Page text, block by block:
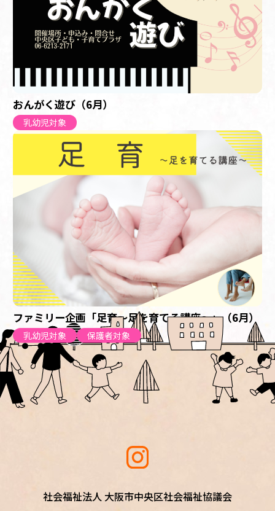
おんがく遊び（6月）
乳幼児対象
ファミリー企画「足育～足を育てる講座～」（6月）
乳幼児対象 保護者対象
社会福祉法人 大阪市中央区社会福祉協議会